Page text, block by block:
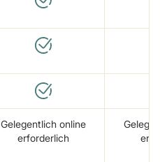
Gelegentlich online
erforderlich